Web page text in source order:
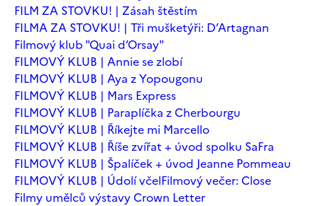
FILM ZA STOVKU! | Zásah štěstím
FILMA ZA STOVKU! | Tři mušketýři: D’Artagnan
Filmový klub "Quai d’Orsay"
FILMOVÝ KLUB | Annie se zlobí
FILMOVÝ KLUB | Aya z Yopougonu
FILMOVÝ KLUB | Mars Express
FILMOVÝ KLUB | Paraplíčka z Cherbourgu
FILMOVÝ KLUB | Říkejte mi Marcello
FILMOVÝ KLUB | Říše zvířat + úvod spolku SaFra
FILMOVÝ KLUB | Špalíček + úvod Jeanne Pommeau
FILMOVÝ KLUB | Údolí včelFilmový večer: Close
Filmy umělců výstavy Crown Letter